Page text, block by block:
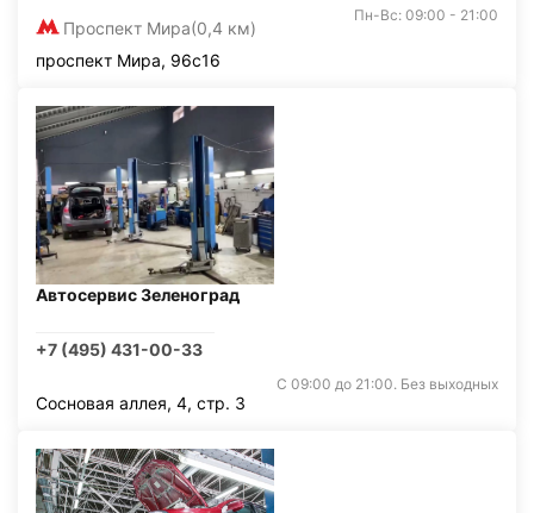
Проспект Мира(0,4 км)
Пн-Вс: 09:00 - 21:00
проспект Мира, 96с16
Автосервис Зеленоград
+7 (495) 431-00-33
С 09:00 до 21:00. Без выходных
Сосновая аллея, 4, стр. 3